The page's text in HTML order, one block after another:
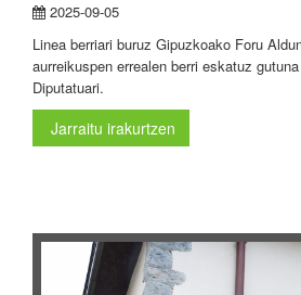
2025-09-05
Linea berriari buruz Gipuzkoako Foru
aurreikuspen errealen berri eskatuz
Diputatuari.
Jarraitu irakurtzen